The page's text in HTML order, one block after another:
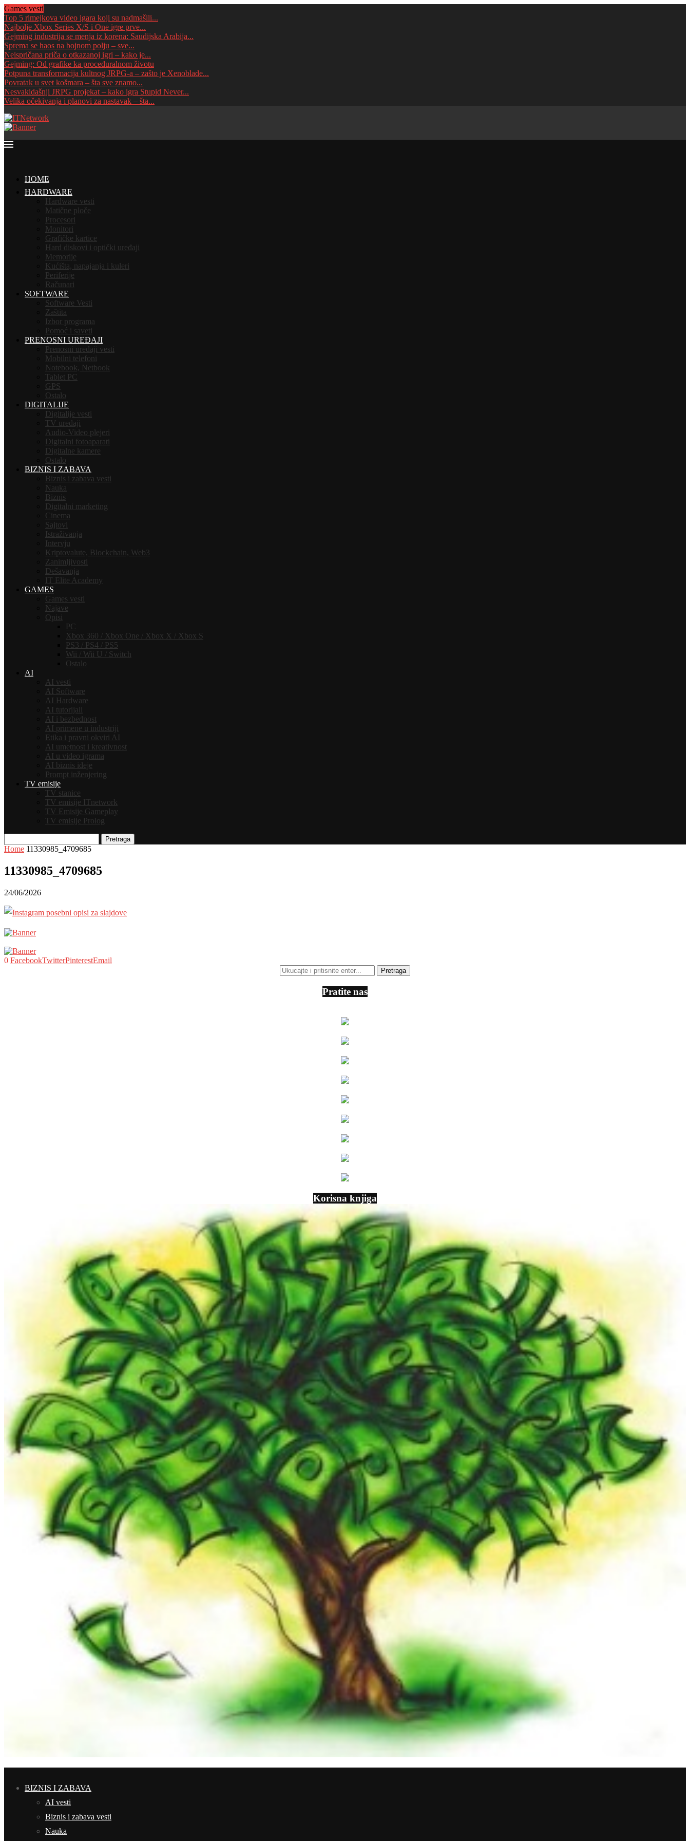
Games vesti
Top 5 rimejkova video igara koji su nadmašili...
Najbolje Xbox Series X/S i One igre prve...
Gejming industrija se menja iz korena: Saudijska Arabija...
Sprema se haos na bojnom polju – sve...
Neispričana priča o otkazanoj igri – kako je...
Gejming: Od grafike ka proceduralnom životu
Potpuna transformacija kultnog JRPG-a – zašto je Xenoblade...
Povratak u svet košmara – šta sve znamo...
Nesvakidašnji JRPG projekat – kako igra Stupid Never...
Velika očekivanja i planovi za nastavak – šta...
HOME
HARDWARE
Hardware vesti
Matične ploče
Procesori
Monitori
Grafičke kartice
Hard diskovi i optički uređaji
Memorije
Kućišta, napajanja i kuleri
Periferije
Računari
SOFTWARE
Software Vesti
Zaštita
Izbor programa
Pomoć i saveti
PRENOSNI UREĐAJI
Prenosni uređaji vesti
Mobilni telefoni
Notebook, Netbook
Tablet PC
GPS
Ostalo
DIGITALIJE
Digitalije vesti
TV uređaji
Audio-Video plejeri
Digitalni fotoaparati
Digitalne kamere
Ostalo
BIZNIS I ZABAVA
Biznis i zabava vesti
Nauka
Biznis
Digitalni marketing
Cinema
Sajtovi
Istraživanja
Intervju
Kriptovalute, Blockchain, Web3
Zanimljivosti
Dešavanja
IT Elite Academy
GAMES
Games vesti
Najave
Opisi
PC
Xbox 360 / Xbox One / Xbox X / Xbox S
PS3 / PS4 / PS5
Wii / Wii U / Switch
Ostalo
AI
AI vesti
AI Software
AI Hardware
AI tutorijali
AI i bezbednost
AI primene u industriji
Etika i pravni okviri AI
AI umetnost i kreativnost
AI u video igrama
AI biznis ideje
Prompt inženjering
TV emisije
TV stanice
TV emisije ITnetwork
TV Emisije Gameplay
TV emisije Prolog
Pretraga
Home 11330985_4709685
11330985_4709685
24/06/2026
0 FacebookTwitterPinterestEmail
Pratite nas
Korisna knjiga
BIZNIS I ZABAVA
AI vesti
Biznis i zabava vesti
Nauka